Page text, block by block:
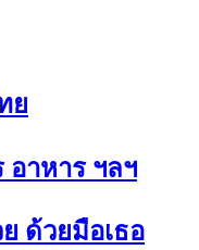
ย
อาหาร ฯลฯ
ด้วยมือเธอ